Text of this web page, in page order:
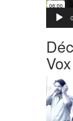
Lecteur
vidéo